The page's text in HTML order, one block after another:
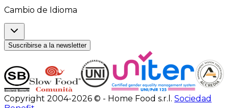
Cambio de Idioma
Suscribirse a la newsletter
Copyright 2004-2026 © - Home Food s.r.l. Sociedad